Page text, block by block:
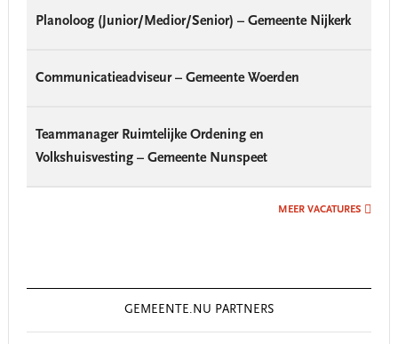
Planoloog (Junior/Medior/Senior) – Gemeente Nijkerk
Communicatieadviseur – Gemeente Woerden
Teammanager Ruimtelijke Ordening en
Volkshuisvesting – Gemeente Nunspeet
MEER VACATURES
GEMEENTE.NU PARTNERS